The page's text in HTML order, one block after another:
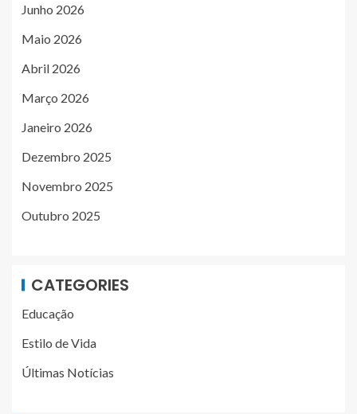
Junho 2026
Maio 2026
Abril 2026
Março 2026
Janeiro 2026
Dezembro 2025
Novembro 2025
Outubro 2025
CATEGORIES
Educação
Estilo de Vida
Últimas Notícias